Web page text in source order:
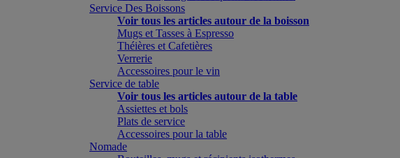
Service Des Boissons
Voir tous les articles autour de la boisson
Mugs et Tasses à Espresso
Théières et Cafetières
Verrerie
Accessoires pour le vin
Service de table
Voir tous les articles autour de la table
Assiettes et bols
Plats de service
Accessoires pour la table
Nomade